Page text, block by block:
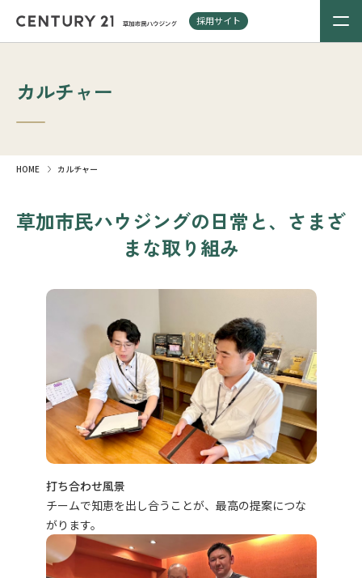
採用サイト
カルチャー
HOME カルチャー
草加市民ハウジングの日常と、さまざ
まな取り組み
打ち合わせ風景
チームで知恵を出し合うことが、最高の提案につな
がります。